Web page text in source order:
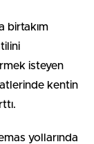
birtakım
isteyen
kentin
yollarında